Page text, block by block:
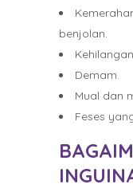
benjolan.
Demam.
Mual dan
Feses